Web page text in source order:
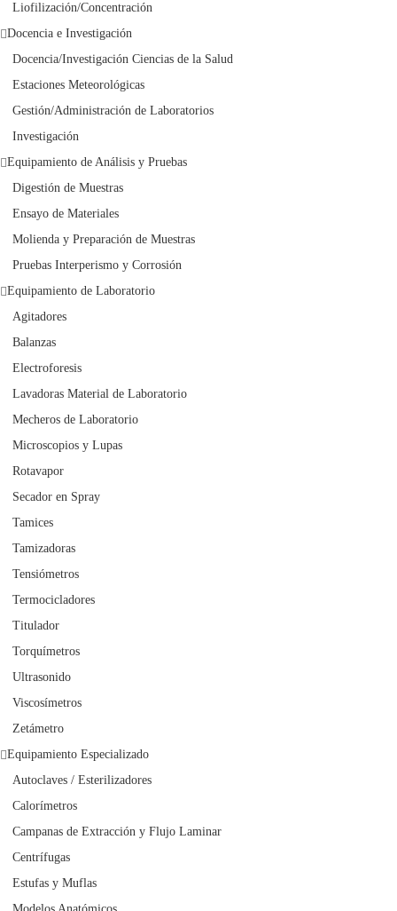
Liofilización/Concentración
Docencia e Investigación
Docencia/Investigación Ciencias de la Salud
Estaciones Meteorológicas
Gestión/Administración de Laboratorios
Investigación
Equipamiento de Análisis y Pruebas
Digestión de Muestras
Ensayo de Materiales
Molienda y Preparación de Muestras
Pruebas Interperismo y Corrosión
Equipamiento de Laboratorio
Agitadores
Balanzas
Electroforesis
Lavadoras Material de Laboratorio
Mecheros de Laboratorio
Microscopios y Lupas
Rotavapor
Secador en Spray
Tamices
Tamizadoras
Tensiómetros
Termocicladores
Titulador
Torquímetros
Ultrasonido
Viscosímetros
Zetámetro
Equipamiento Especializado
Autoclaves / Esterilizadores
Calorímetros
Campanas de Extracción y Flujo Laminar
Centrífugas
Estufas y Muflas